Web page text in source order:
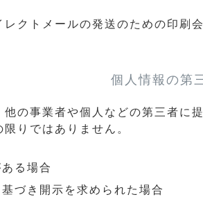
レクトメールの発送のための印刷
個人情報の第
の事業者や個人などの第三者に
りではありません。
る場合
づき開示を求められた場合